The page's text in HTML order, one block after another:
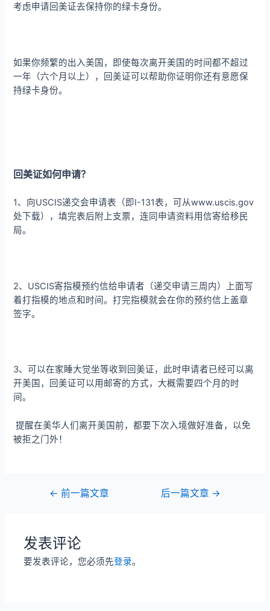
考虑申请回美证去保持你的绿卡身份。
如果你频繁的出入美国，即使每次离开美国的时间都不超过
一年（六个月以上），回美证可以帮助你证明你还有意愿保
持绿卡身份。
回美证如何申请？
1、向USCIS递交会申请表（即I-131表，可从www.uscis.gov
处下载），填完表后附上支票，连同申请资料用信寄给移民
局。
2、USCIS寄指模预约信给申请者（递交申请三周内）上面写
着打指模的地点和时间。打完指模就会在你的预约信上盖章
签字。
3、可以在家睡大觉坐等收到回美证，此时申请者已经可以离
开美国，回美证可以用邮寄的方式，大概需要四个月的时
间。
提醒在美华人们离开美国前，都要下次入境做好准备，以免
被拒之门外！
← 前一篇文章 后一篇文章 →
发表评论
要发表评论，您必须先登录。